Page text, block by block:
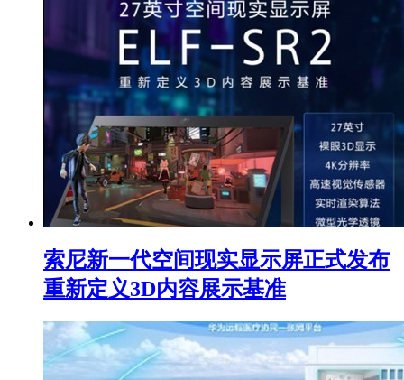
索尼新一代空间现实显示屏正式发布
重新定义3D内容展示基准